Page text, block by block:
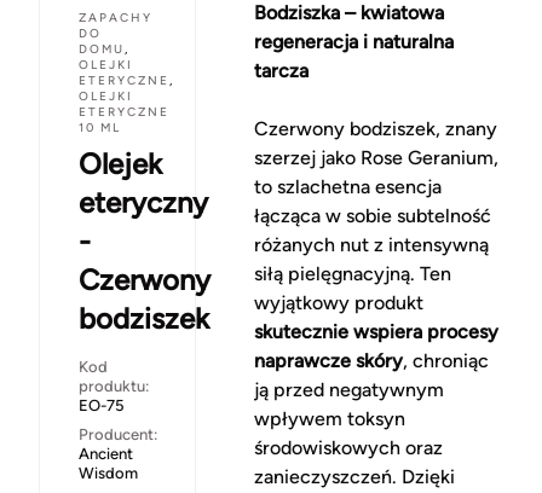
ZAPACHY
DO
DOMU,
OLEJKI
ETERYCZNE ,
OLEJKI
ETERYCZNE
10 ML
Olejek
eteryczny
-
Czerwony
bodziszek
Kod
produktu:
EO-75
Producent:
Ancient
Wisdom
Bodziszka – kwiatowa
regeneracja i naturalna
tarcza
Czerwony bodziszek, znany
szerzej jako Rose Geranium,
to szlachetna esencja
łącząca w sobie subtelność
różanych nut z intensywną
siłą pielęgnacyjną. Ten
wyjątkowy produkt
skutecznie wspiera procesy
naprawcze skóry, chroniąc
ją przed negatywnym
wpływem toksyn
środowiskowych oraz
zanieczyszczeń. Dzięki